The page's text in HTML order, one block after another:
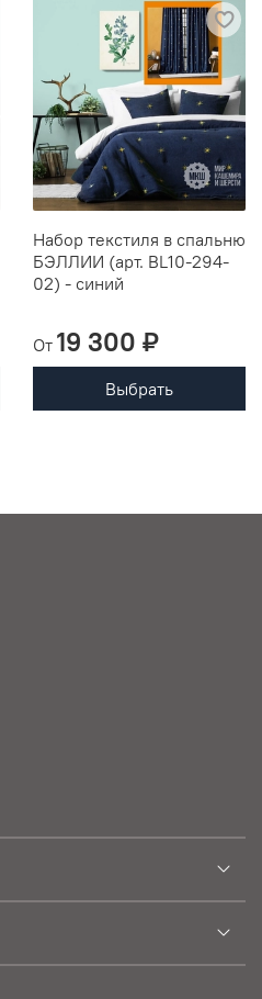
Набор текстиля в спальню
БЭЛЛИИ (арт. BL10-294-
02) - синий
От 19 300 ₽
Выбрать